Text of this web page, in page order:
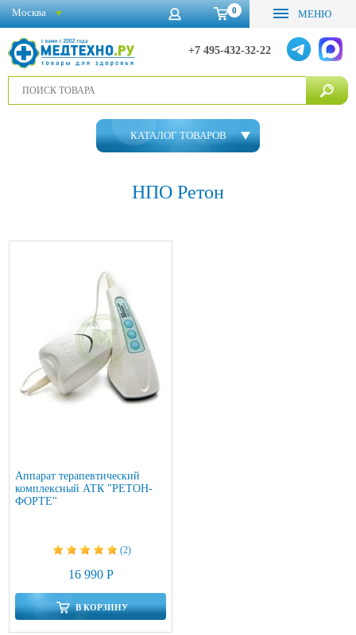
0 МЕНЮ
+7 495-432-32-22
Москва
КАТАЛОГ ТОВАРОВ
НПО Ретон
Аппарат терапевтический
комплексный АТК "РЕТОН-
ФОРТЕ"
(2)
16 990 Р
В КОРЗИНУ